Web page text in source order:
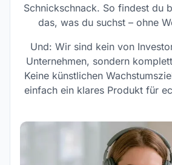
Schnickschnack. So findest du
das, was du suchst – ohne
Und: Wir sind kein von
Unternehmen, sondern
Keine künstlichen
einfach ein klares Produkt für